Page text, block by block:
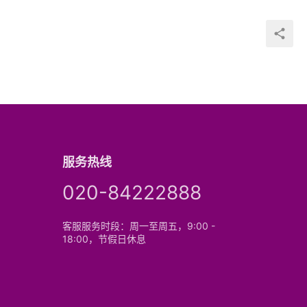
服务热线
020-84222888
客服服务时段：周一至周五，9:00 -
18:00，节假日休息